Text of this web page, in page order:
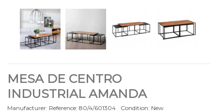
MESA DE CENTRO
INDUSTRIAL AMANDA
Manufacturer: Reference: 80/4/601304 Condition: New